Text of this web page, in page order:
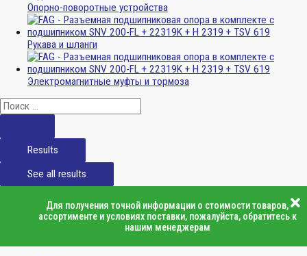
Опорно-поворотные устройства
Рукава и шланги
Электромагнитные муфты и тормоза
Results
See all results
Для получения точной информации о стоимости товаров,
ассортименте и условиях поставки, пожалуйста, обратитесь к
нашим менеджерам